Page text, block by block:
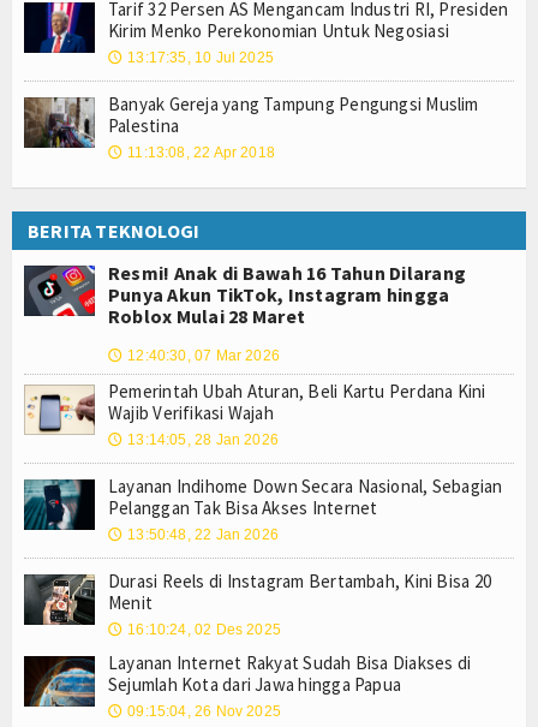
Tarif 32 Persen AS Mengancam Industri RI, Presiden
Kirim Menko Perekonomian Untuk Negosiasi
🕔 13:17:35, 10 Jul 2025
Banyak Gereja yang Tampung Pengungsi Muslim
Palestina
🕔 11:13:08, 22 Apr 2018
BERITA TEKNOLOGI
Resmi! Anak di Bawah 16 Tahun Dilarang
Punya Akun TikTok, Instagram hingga
Roblox Mulai 28 Maret
🕔 12:40:30, 07 Mar 2026
Pemerintah Ubah Aturan, Beli Kartu Perdana Kini
Wajib Verifikasi Wajah
🕔 13:14:05, 28 Jan 2026
Layanan Indihome Down Secara Nasional, Sebagian
Pelanggan Tak Bisa Akses Internet
🕔 13:50:48, 22 Jan 2026
Durasi Reels di Instagram Bertambah, Kini Bisa 20
Menit
🕔 16:10:24, 02 Des 2025
Layanan Internet Rakyat Sudah Bisa Diakses di
Sejumlah Kota dari Jawa hingga Papua
🕔 09:15:04, 26 Nov 2025